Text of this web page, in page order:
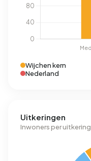
Wijchen kern
Nederland
Uitkeringen
Inwoners per uitkering